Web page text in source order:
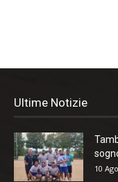
Ultime Notizie
10